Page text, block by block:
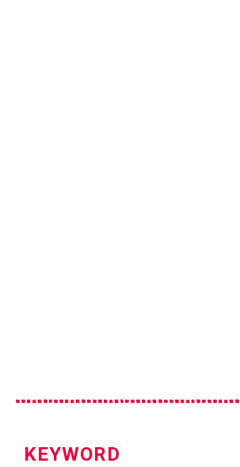
KEYWORD